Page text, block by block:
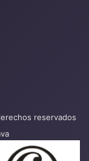
reservados